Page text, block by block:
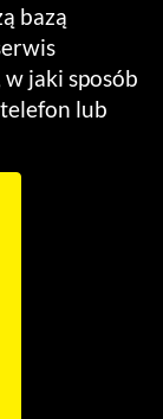
bazą
jaki sposób
lub